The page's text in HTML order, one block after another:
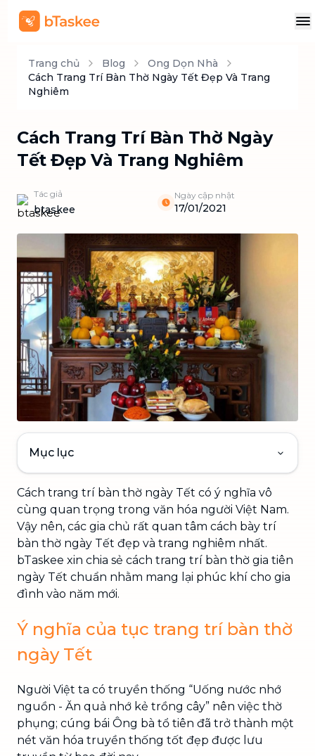
Trang chủ Blog
Ong Dọn Nhà
Cách Trang Trí Bàn Thờ Ngày Tết Đẹp Và Trang
Nghiêm
Cách Trang Trí Bàn Thờ Ngày
Tết Đẹp Và Trang Nghiêm
Tác giả
btaskee
Ngày cập nhật
17/01/2021
Mục lục
Cách trang trí bàn thờ ngày Tết có ý nghĩa vô
cùng quan trọng trong văn hóa người Việt Nam.
Vậy nên, các gia chủ rất quan tâm cách bày trí
bàn thờ ngày Tết đẹp và trang nghiêm nhất.
bTaskee xin chia sẻ cách trang trí bàn thờ gia tiên
ngày Tết chuẩn nhằm mang lại phúc khí cho gia
đình vào năm mới.
Ý nghĩa của tục trang trí bàn thờ
ngày Tết
Người Việt ta có truyền thống “Uống nước nhớ
nguồn - Ăn quả nhớ kẻ trồng cây” nên việc thờ
phụng; cúng bái Ông bà tổ tiên đã trở thành một
nét văn hóa truyền thống tốt đẹp được lưu